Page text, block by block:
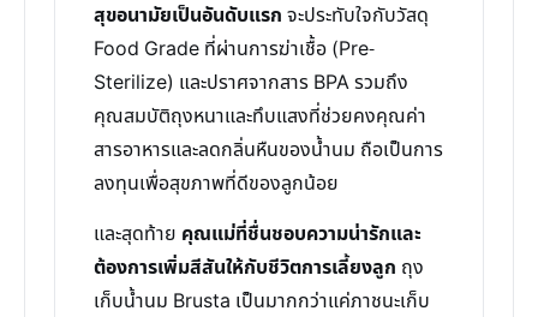
สุขอนามัยเป็นอันดับแรก จะประทับใจกับวัสดุ
Food Grade ที่ผ่านการฆ่าเชื้อ (Pre-
Sterilize) และปราศจากสาร BPA รวมถึง
คุณสมบัติถุงหนาและทึบแสงที่ช่วยคงคุณค่า
สารอาหารและลดกลิ่นหืนของน้ำนม ถือเป็นการ
ลงทุนเพื่อสุขภาพที่ดีของลูกน้อย
และสุดท้าย คุณแม่ที่ชื่นชอบความน่ารักและ
ต้องการเพิ่มสีสันให้กับชีวิตการเลี้ยงลูก ถุง
เก็บน้ำนม Brusta เป็นมากกว่าแค่ภาชนะเก็บ